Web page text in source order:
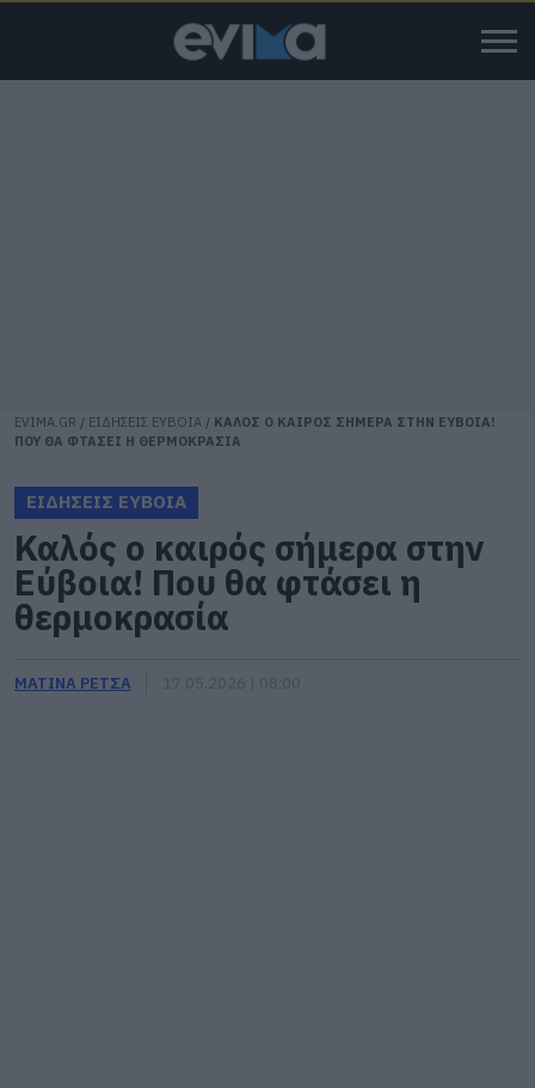
EVIMA.GR / ΕΙΔΗΣΕΙΣ ΕΥΒΟΙΑ / ΚΑΛΟΣ Ο ΚΑΙΡΟΣ ΣΗΜΕΡΑ ΣΤΗΝ ΕΥΒΟΙΑ!
ΠΟΥ ΘΑ ΦΤΑΣΕΙ Η ΘΕΡΜΟΚΡΑΣΙΑ
ΕΙΔΗΣΕΙΣ ΕΥΒΟΙΑ
Καλός ο καιρός σήμερα στην
Εύβοια! Που θα φτάσει η
θερμοκρασία
ΜΑΤΙΝΑ ΡΕΤΣΑ